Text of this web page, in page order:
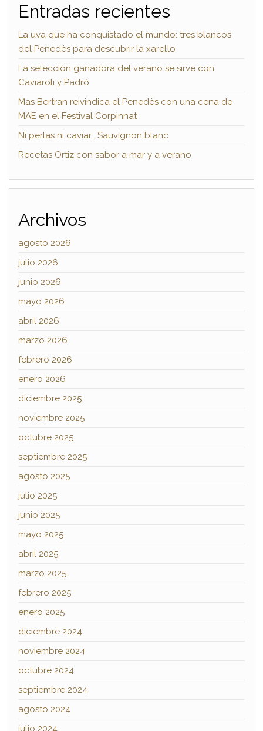
Entradas recientes
La uva que ha conquistado el mundo: tres blancos
del Penedès para descubrir la xarel·lo
La selección ganadora del verano se sirve con
Caviaroli y Padró
Mas Bertran reivindica el Penedès con una cena de
MAE en el Festival Corpinnat
Ni perlas ni caviar… Sauvignon blanc
Recetas Ortiz con sabor a mar y a verano
Archivos
agosto 2026
julio 2026
junio 2026
mayo 2026
abril 2026
marzo 2026
febrero 2026
enero 2026
diciembre 2025
noviembre 2025
octubre 2025
septiembre 2025
agosto 2025
julio 2025
junio 2025
mayo 2025
abril 2025
marzo 2025
febrero 2025
enero 2025
diciembre 2024
noviembre 2024
octubre 2024
septiembre 2024
agosto 2024
julio 2024